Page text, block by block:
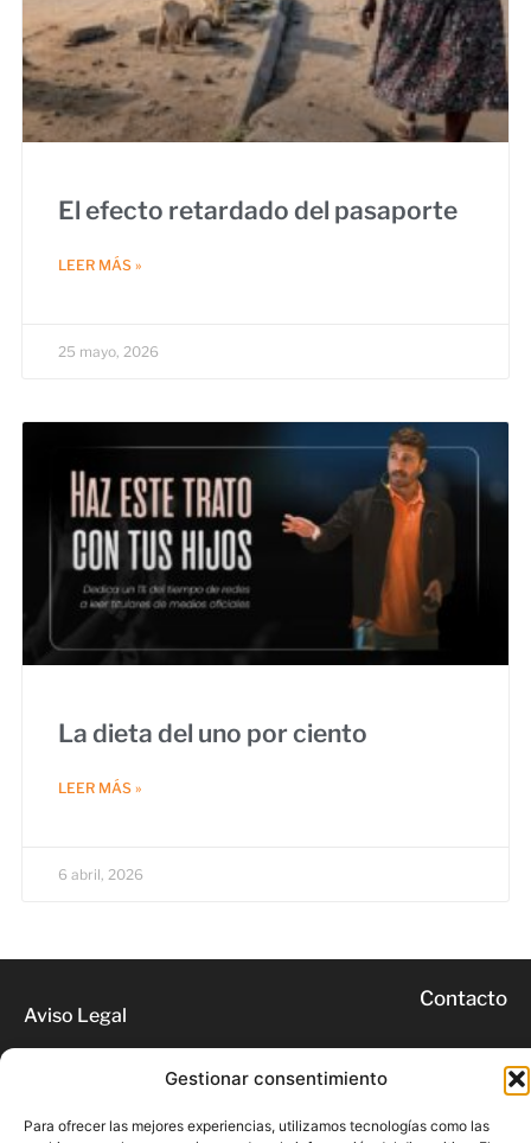
Gestionar consentimiento
Para ofrecer las mejores experiencias, utilizamos tecnologías como las
El efecto retardado del pasaporte
LEER MÁS »
25 mayo, 2026
La dieta del uno por ciento
LEER MÁS »
6 abril, 2026
Aviso Legal
Cookies
Contacto